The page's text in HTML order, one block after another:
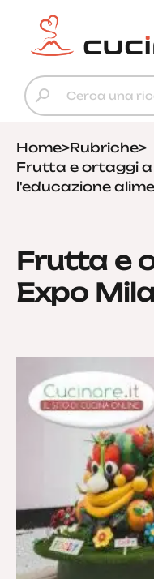
Home>Rubriche>
Frutta e ortaggi a
l'educazione
Frutta e
Expo